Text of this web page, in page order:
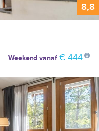
8,8
Weekendvanaf € 444